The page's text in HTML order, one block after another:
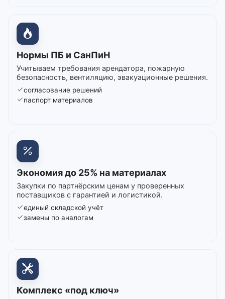
Нормы ПБ и СанПиН
Учитываем требования арендатора, пожарную
безопасность, вентиляцию, эвакуационные решения.
согласование решений
паспорт материалов
Экономия до 25% на материалах
Закупки по партнёрским ценам у проверенных
поставщиков с гарантией и логистикой.
единый складской учёт
замены по аналогам
Комплекс «под ключ»